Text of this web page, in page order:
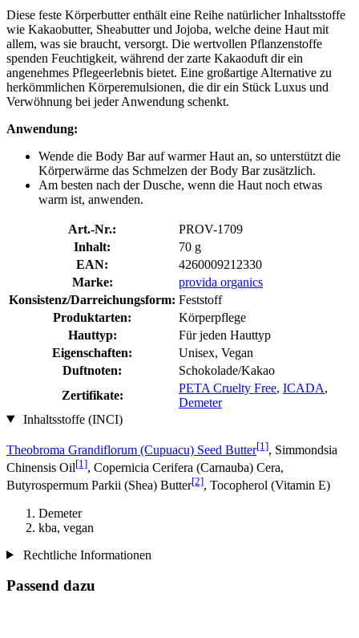
Diese feste Körperbutter enthält eine Reihe natürlicher Inhaltsstoffe
wie Kakaobutter, Sheabutter und Jojoba, welche deine Haut mit
allem, was sie braucht, versorgt. Die wertvollen Pflanzenstoffe
spenden Feuchtigkeit, während der zarte Kakaoduft dir ein
angenehmes Pflegeerlebnis bietet. Eine großartige Alternative zu
herkömmlichen Körperemulsionen, die dir ein Stück Luxus und
Verwöhnung bei jeder Anwendung schenkt.
Anwendung:
Wende die Body Bar auf warmer Haut an, so unterstützt die
Körperwärme das Schmelzen der Body Bar zusätzlich.
Am besten nach der Dusche, wenn die Haut noch etwas
warm ist, anwenden.
Art.-Nr.:
PROV-1709
Inhalt:
70 g
EAN:
4260009212330
Marke:
provida organics
Konsistenz/Darreichungsform: Feststoff
Produktarten:
Körperpflege
Hauttyp:
Für jeden Hauttyp
Eigenschaften:
Unisex, Vegan
Duftnoten:
Schokolade/Kakao
Zertifikate:
PETA Cruelty Free, ICADA,
Demeter
Inhaltsstoffe (INCI)
Theobroma Grandiflorum (Cupuacu) Seed Butter[1], Simmondsia
Chinensis Oil[1], Copernicia Cerifera (Carnauba) Cera,
Butyrospermum Parkii (Shea) Butter[2], Tocopherol (Vitamin E)
Demeter
kba, vegan
Rechtliche Informationen
Passend dazu